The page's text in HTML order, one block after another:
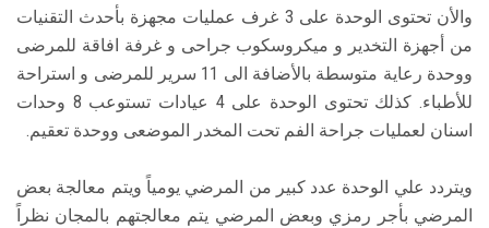
والأن تحتوى الوحدة على 3 غرف عمليات مجهزة بأحدث التقنيات
من أجهزة التخدير و ميكروسكوب جراحى و غرفة افاقة للمرضى
ووحدة رعاية متوسطة بالأضافة الى 11 سرير للمرضى و استراحة
للأطباء. كذلك تحتوى الوحدة على 4 عيادات تستوعب 8 وحدات
اسنان لعمليات جراحة الفم تحت المخدر الموضعى ووحدة تعقيم.
ويتردد علي الوحدة عدد كبير من المرضي يومياً ويتم معالجة بعض
المرضي بأجر رمزي وبعض المرضي يتم معالجتهم بالمجان نظراً